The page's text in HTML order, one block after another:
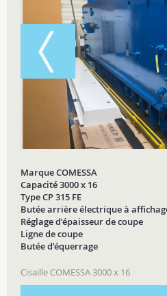
Marque COMESSA
Capacité 3000 x 16
Type CP 315 FE
Butée arrière électrique à
Réglage d’épaisseur de coupe
Ligne de coupe
Butée d’équerrage
Cisaille COMESSA 3000 x 16